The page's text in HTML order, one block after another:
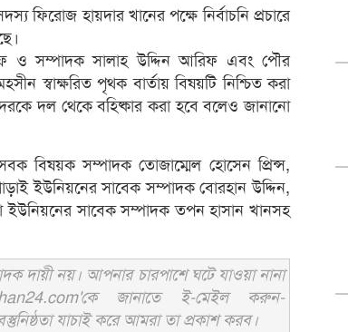
ফিরোজ হায়দার খানের পক্ষে নির্বাচনি প্রচারে
ও সম্পাদক সালাহ উদ্দিন আরিফ এবং পৌর
পৃথক বার্তায় বিষয়টি নিশ্চিত করা
দল থেকে বহিষ্কার করা হবে বলেও জানানো
বিষয়ক সম্পাদক তোজাম্মেল হোসেন প্রিন্স,
ইউনিয়নের সাবেক সম্পাদক বোরহান উদ্দিন,
ইউনিয়নের সাবেক সম্পাদক তপন হাসান খানসহ
দায়ী নয়। আপনার চারপাশে ঘটে যাওয়া নানা
জানাতে ই-মেইল করুন-
যাচাই করে আমরা তা প্রকাশ করব।